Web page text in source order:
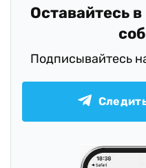
Оставайтесь
Подписывайтесь